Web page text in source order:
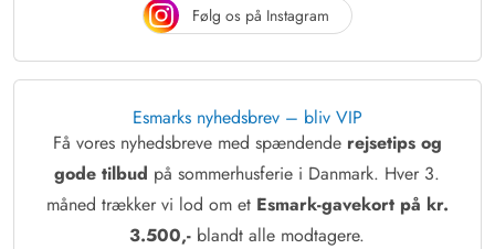
Følg os på Instagram
Esmarks nyhedsbrev – bliv VIP
Få vores nyhedsbreve med spændende rejsetips og
gode tilbud på sommerhusferie i Danmark. Hver 3.
måned trækker vi lod om et Esmark-gavekort på kr.
3.500,- blandt alle modtagere.